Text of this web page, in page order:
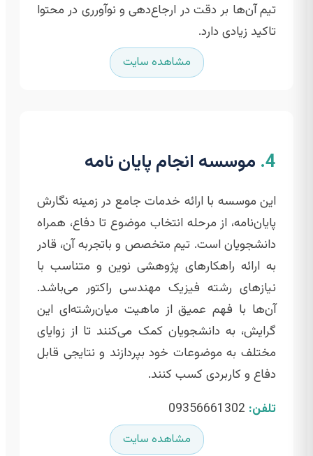
تیم آن‌ها بر دقت در ارجاع‌دهی و نوآورری در محتوا
تاکید زیادی دارد.
مشاهده سایت
4. موسسه انجام پایان نامه
این موسسه با ارائه خدمات جامع در زمینه نگارش
پایان‌نامه، از مرحله انتخاب موضوع تا دفاع، همراه
دانشجویان است. تیم متخصص و باتجربه آن، قادر
به ارائه راهکارهای پژوهشی نوین و متناسب با
نیازهای رشته فیزیک مهندسی راکتور می‌باشد.
آن‌ها با فهم عمیق از ماهیت میان‌رشته‌ای این
گرایش، به دانشجویان کمک می‌کنند تا از زوایای
مختلف به موضوعات خود بپردازند و نتایجی قابل
دفاع و کاربردی کسب کنند.
تلفن:
مشاهده سایت